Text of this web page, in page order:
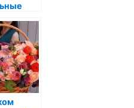
Море